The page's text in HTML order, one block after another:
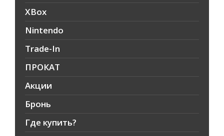
XBox
Nintendo
Trade-In
ПРОКАТ
Акции
Бронь
Где купить?